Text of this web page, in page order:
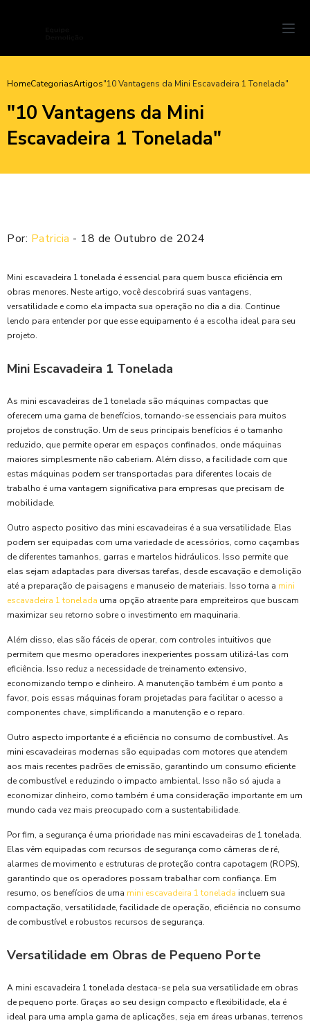
HomeCategoriasArtigos"10 Vantagens da Mini Escavadeira 1 Tonelada"
"10 Vantagens da Mini
Escavadeira 1 Tonelada"
Por: Patricia - 18 de Outubro de 2024
Mini escavadeira 1 tonelada é essencial para quem busca eficiência em
obras menores. Neste artigo, você descobrirá suas vantagens,
versatilidade e como ela impacta sua operação no dia a dia. Continue
lendo para entender por que esse equipamento é a escolha ideal para seu
projeto.
Mini Escavadeira 1 Tonelada
As mini escavadeiras de 1 tonelada são máquinas compactas que
oferecem uma gama de benefícios, tornando-se essenciais para muitos
projetos de construção. Um de seus principais benefícios é o tamanho
reduzido, que permite operar em espaços confinados, onde máquinas
maiores simplesmente não caberiam. Além disso, a facilidade com que
estas máquinas podem ser transportadas para diferentes locais de
trabalho é uma vantagem significativa para empresas que precisam de
mobilidade.
Outro aspecto positivo das mini escavadeiras é a sua versatilidade. Elas
podem ser equipadas com uma variedade de acessórios, como caçambas
de diferentes tamanhos, garras e martelos hidráulicos. Isso permite que
elas sejam adaptadas para diversas tarefas, desde escavação e demolição
até a preparação de paisagens e manuseio de materiais. Isso torna a mini
escavadeira 1 tonelada uma opção atraente para empreiteiros que buscam
maximizar seu retorno sobre o investimento em maquinaria.
Além disso, elas são fáceis de operar, com controles intuitivos que
permitem que mesmo operadores inexperientes possam utilizá-las com
eficiência. Isso reduz a necessidade de treinamento extensivo,
economizando tempo e dinheiro. A manutenção também é um ponto a
favor, pois essas máquinas foram projetadas para facilitar o acesso a
componentes chave, simplificando a manutenção e o reparo.
Outro aspecto importante é a eficiência no consumo de combustível. As
mini escavadeiras modernas são equipadas com motores que atendem
aos mais recentes padrões de emissão, garantindo um consumo eficiente
de combustível e reduzindo o impacto ambiental. Isso não só ajuda a
economizar dinheiro, como também é uma consideração importante em um
mundo cada vez mais preocupado com a sustentabilidade.
Por fim, a segurança é uma prioridade nas mini escavadeiras de 1 tonelada.
Elas vêm equipadas com recursos de segurança como câmeras de ré,
alarmes de movimento e estruturas de proteção contra capotagem (ROPS),
garantindo que os operadores possam trabalhar com confiança. Em
resumo, os benefícios de uma mini escavadeira 1 tonelada incluem sua
compactação, versatilidade, facilidade de operação, eficiência no consumo
de combustível e robustos recursos de segurança.
Versatilidade em Obras de Pequeno Porte
A mini escavadeira 1 tonelada destaca-se pela sua versatilidade em obras
de pequeno porte. Graças ao seu design compacto e flexibilidade, ela é
ideal para uma ampla gama de aplicações, seja em áreas urbanas, terrenos